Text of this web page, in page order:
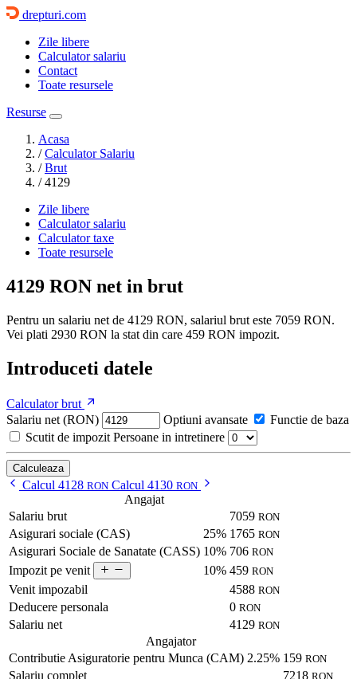
drepturi.com
Zile libere
Calculator salariu
Contact
Toate resursele
Resurse
Acasa
/ Calculator Salariu
/ Brut
/ 4129
Zile libere
Calculator salariu
Calculator taxe
Toate resursele
4129 RON net in brut
Pentru un salariu net de 4129 RON, salariul brut este 7059 RON.
Vei plati 2930 RON la stat din care 459 RON impozit.
Introduceti datele
Calculator brut
Salariu net (RON)
Optiuni avansate
Functie de baza
Scutit de impozit Persoane in intretinere
Calculeaza
Calcul 4128 RON Calcul 4130 RON
Angajat
Salariu brut
7059 RON
Asigurari sociale (CAS) 25% 1765 RON
Asigurari Sociale de Sanatate (CASS) 10% 706 RON
Impozit pe venit 10% 459 RON
Venit impozabil 4588 RON
Deducere personala 0 RON
Salariu net 4129 RON
Angajator
Contributie Asiguratorie pentru Munca (CAM) 2.25% 159 RON
Salariu complet 7218 RON